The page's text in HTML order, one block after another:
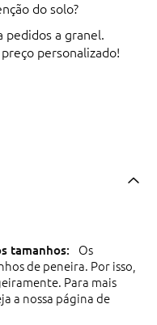
do solo?
pedidos a granel.
personalizado!
Os
de peneira. Por isso,
Para mais
a nossa página de